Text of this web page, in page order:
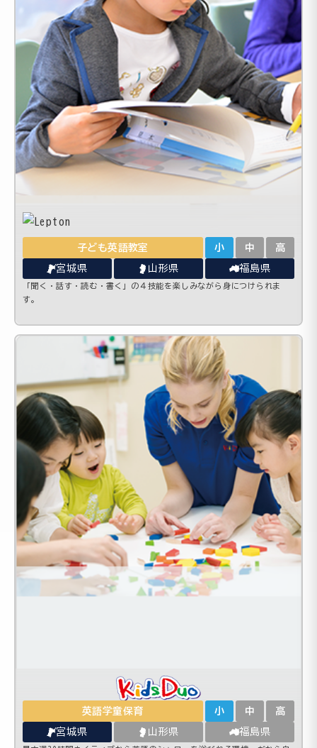
子ども英語教室 小 中 高
宮城県 山形県 福島県
「聞く・話す・読む・書く」の４技能を楽しみながら身につけられま
す。
英語学童保育 小 中 高
宮城県 山形県 福島県